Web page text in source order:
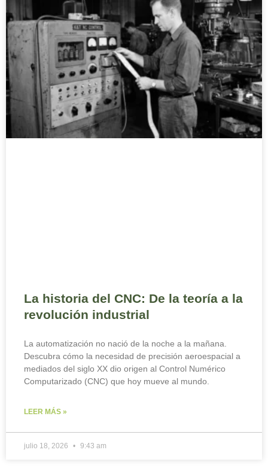
La historia del CNC: De la teoría a la
revolución industrial
La automatización no nació de la noche a la mañana.
Descubra cómo la necesidad de precisión aeroespacial a
mediados del siglo XX dio origen al Control Numérico
Computarizado (CNC) que hoy mueve al mundo.
LEER MÁS »
julio 18, 2026 9:43 am